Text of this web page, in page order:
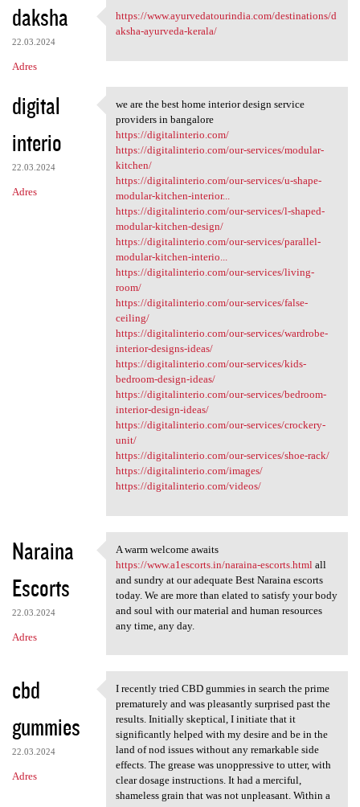
daksha
22.03.2024
Adres
https://www.ayurvedatourindia
https://www.ayurvedatourindia.com/destinations/d
aksha-ayurveda-kerala/
digital
interio
22.03.2024
Adres
we are the best home interior
we are the best home interior design service
providers in bangalore
https://digitalinterio.com/
https://digitalinterio.com/our-services/modular-
kitchen/
https://digitalinterio.com/our-services/u-shape-
modular-kitchen-interior...
https://digitalinterio.com/our-services/l-shaped-
modular-kitchen-design/
https://digitalinterio.com/our-services/parallel-
modular-kitchen-interio...
https://digitalinterio.com/our-services/living-
room/
https://digitalinterio.com/our-services/false-
ceiling/
https://digitalinterio.com/our-services/wardrobe-
interior-designs-ideas/
https://digitalinterio.com/our-services/kids-
bedroom-design-ideas/
https://digitalinterio.com/our-services/bedroom-
interior-design-ideas/
https://digitalinterio.com/our-services/crockery-
unit/
https://digitalinterio.com/our-services/shoe-rack/
https://digitalinterio.com/images/
https://digitalinterio.com/videos/
Naraina
Escorts
22.03.2024
Adres
A warm welcome awaits https:/
A warm welcome awaits
https://www.a1escorts.in/naraina-escorts.html all
and sundry at our adequate Best Naraina escorts
today. We are more than elated to satisfy your body
and soul with our material and human resources
any time, any day.
cbd
gummies
22.03.2024
Adres
I recently tried CBD gummies
I recently tried CBD gummies in search the prime
prematurely and was pleasantly surprised past the
results. Initially skeptical, I initiate that it
significantly helped with my desire and be in the
land of nod issues without any remarkable side
effects. The grease was unoppressive to utter, with
clear dosage instructions. It had a merciful,
shameless grain that was not unpleasant. Within a